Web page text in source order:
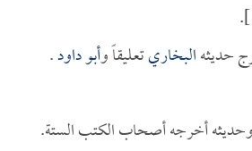
].
حديثهالبخاريتعليقاً وأبو داود.
أخرجه أصحاب الكتب الستة.